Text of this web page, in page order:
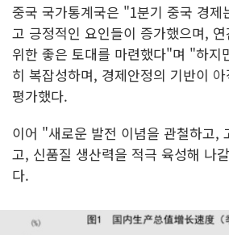
중국 국가통계국은 "1분기 중국 경제
고 긍정적인 요인들이 증가했으며,
위한 좋은 토대를 마련했다"며 "하지
히 복잡성하며, 경제안정의 기반이
평가했다.
이어 "새로운 발전 이념을 관철하고,
고, 신품질 생산력을 적극 육성해 나
다.